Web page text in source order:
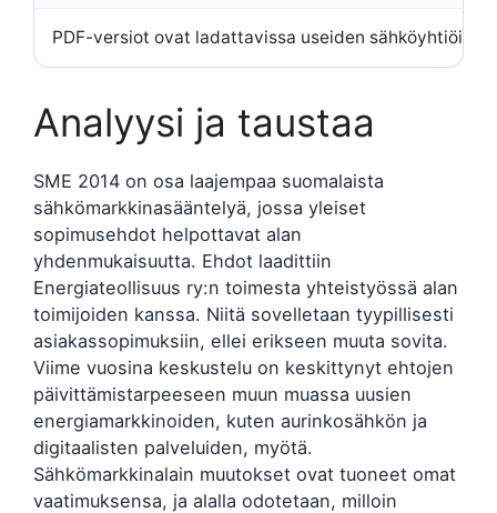
PDF-versiot ovat ladattavissa useiden
Analyysi ja taustaa
SME 2014 on osa laajempaa suomalaista
sähkömarkkinasääntelyä, jossa yleiset
sopimusehdot helpottavat alan
yhdenmukaisuutta. Ehdot laadittiin
Energiateollisuus ry:n toimesta yhteistyössä alan
toimijoiden kanssa. Niitä sovelletaan tyypillisesti
asiakassopimuksiin, ellei erikseen muuta sovita.
Viime vuosina keskustelu on keskittynyt ehtojen
päivittämistarpeeseen muun muassa uusien
energiamarkkinoiden, kuten aurinkosähkön ja
digitaalisten palveluiden, myötä.
Sähkömarkkinalain muutokset ovat tuoneet omat
vaatimuksensa, ja alalla odotetaan, milloin